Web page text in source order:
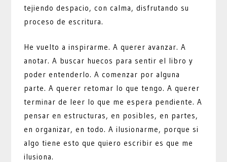
tejiendo despacio, con calma, disfrutando su
proceso de escritura.
He vuelto a inspirarme. A querer avanzar. A
anotar. A buscar huecos para sentir el libro y
poder entenderlo. A comenzar por alguna
parte. A querer retomar lo que tengo. A querer
terminar de leer lo que me espera pendiente. A
pensar en estructuras, en posibles, en partes,
en organizar, en todo. A ilusionarme, porque si
algo tiene esto que quiero escribir es que me
ilusiona.